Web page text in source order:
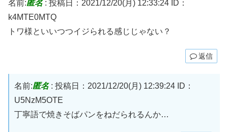
名前:匿名: 投稿日：2021/12/20(月) 12:33:24 ID：
k4MTE0MTQ
トワ様といいつつイジられる感じじゃない？
返信
名前:匿名: 投稿日：2021/12/20(月) 12:39:24
ID：
U5NzM5OTE
丁寧語で焼きそばパンをねだられるんか…